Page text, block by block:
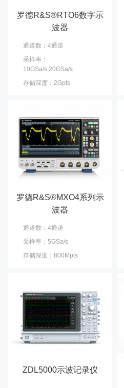
罗德R&S®RTO6数字示
波器
通道数：4通道
采样率：
10GSa/s,20GSa/s
存储深度：2Gpts
罗德R&S®MXO4系列示
波器
通道数：4通道
采样率：5GSa/s
存储深度：800Mpts
ZDL5000示波记录仪